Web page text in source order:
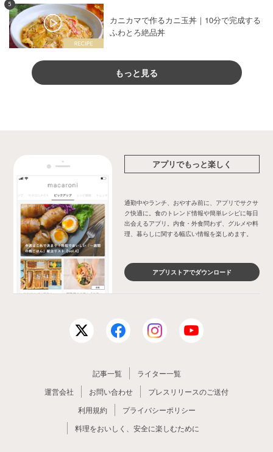
5
カニカマで作るカニ玉丼｜10分で完成する
ふわとろ絶品丼
もっと見る
アプリでもっと楽しく
通勤中やランチ、おやすみ前に、アプリでサクサ
ク快適に。食のトレンド情報や簡単レシピに毎日
出会えるアプリ。内食・外食問わず、グルメや料
理、暮らしに関する幅広い情報を楽しめます。
アプリストアでダウンロード
記事一覧
ライター一覧
運営会社
お問い合わせ
プレスリリースのご送付
利用規約
プライバシーポリシー
料理をおいしく、安全に楽しむために